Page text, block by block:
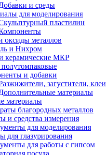
и среды
для моделирования
пластилин
оксиды металлов
и Нихром
керамические МКР
и добавки
загустители, клеи
материалы
материалы
благородных металлов
и средства измерения
для моделирования
глазурирования
для работы с гипсом
посуда